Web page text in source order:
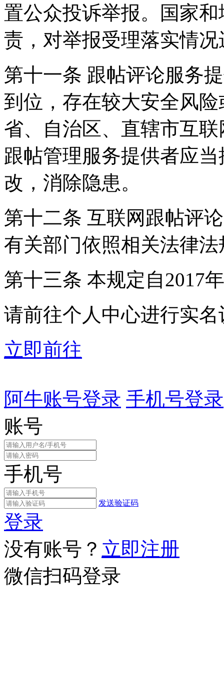
置公众投诉举报。国家
责，对举报受理落实情
第十一条 跟帖评论服务
到位，存在较大安全风
省、自治区、直辖市互
跟帖管理服务提供者应
改，消除隐患。
第十二条 互联网跟帖评
有关部门依照相关法律
第十三条 本规定自2017
请前往个人中心进行实名
立即前往
阿牛账号登录 手机号登录
账号
手机号
发送验证码
登录
没有账号？ 立即注册
微信扫码登录